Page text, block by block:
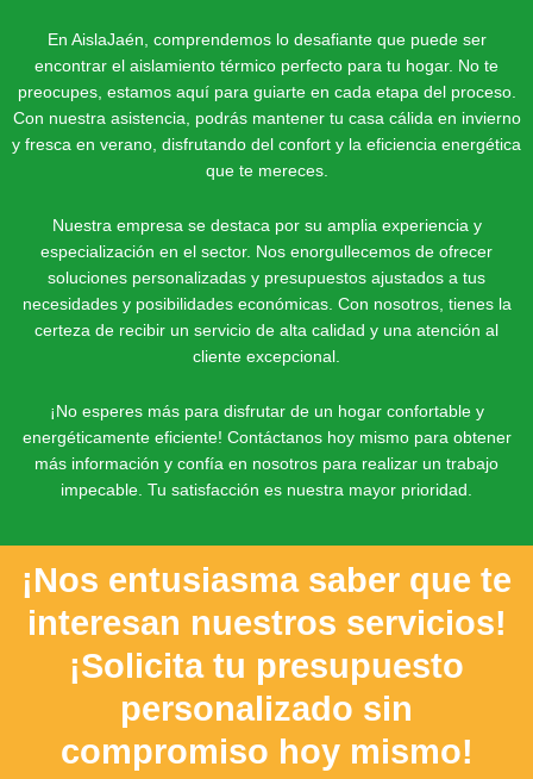
En AislaJaén, comprendemos lo desafiante que puede ser
encontrar el aislamiento térmico perfecto para tu hogar. No te
preocupes, estamos aquí para guiarte en cada etapa del proceso.
Con nuestra asistencia, podrás mantener tu casa cálida en invierno
y fresca en verano, disfrutando del confort y la eficiencia energética
que te mereces.
Nuestra empresa se destaca por su amplia experiencia y
especialización en el sector. Nos enorgullecemos de ofrecer
soluciones personalizadas y presupuestos ajustados a tus
necesidades y posibilidades económicas. Con nosotros, tienes la
certeza de recibir un servicio de alta calidad y una atención al
cliente excepcional.
¡No esperes más para disfrutar de un hogar confortable y
energéticamente eficiente! Contáctanos hoy mismo para obtener
más información y confía en nosotros para realizar un trabajo
impecable. Tu satisfacción es nuestra mayor prioridad.
¡Nos entusiasma saber que te
interesan nuestros servicios!
¡Solicita tu presupuesto
personalizado sin
compromiso hoy mismo!